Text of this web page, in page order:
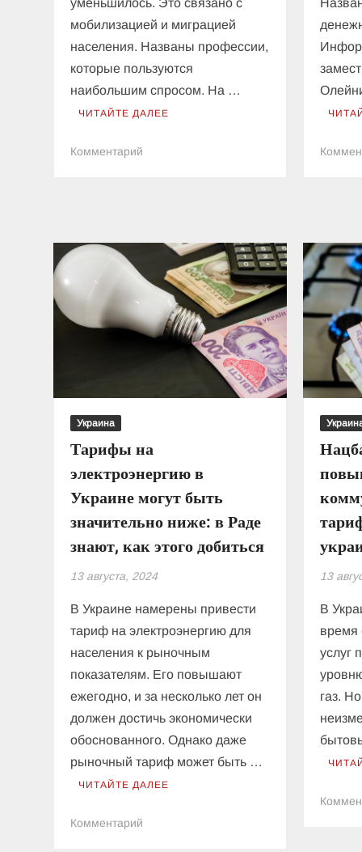
мобилизацией и миграцией
населения. Названы профессии,
которые пользуются
наибольшим спросом. На …
ЧИТАЙТЕ ДАЛЕЕ
Комментарий
наибольшим
спросом
в
Украине
Украина
Тарифы на
электроэнергию в
Украине могут быть
значительно ниже: в Раде
знают, как этого добиться
13 августа, 2024
В Украине намерены привести
тариф на электроэнергию для
населения к рыночным
показателям. Его повышают
ежегодно, и за несколько лет он
должен достичь экономически
обоснованного. Однако даже
рыночный тариф может быть …
ЧИТАЙТЕ ДАЛЕЕ
Комментарий
13
В
время
услуг
газ.